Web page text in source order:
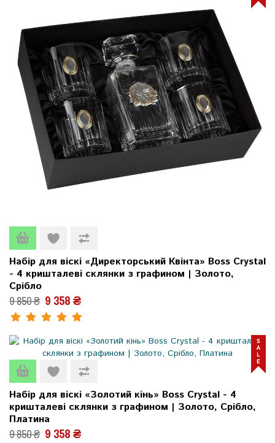
Набір для віскі «Директорський Квінта» Boss Crystal
- 4 кришталеві склянки з графином | Золото,
Срібло
9 850 ₴ 9 358 ₴
Набір для віскі «Золотий кінь» Boss Crystal - 4
кришталеві склянки з графином | Золото, Срібло,
Платина
9 850 ₴ 9 358 ₴